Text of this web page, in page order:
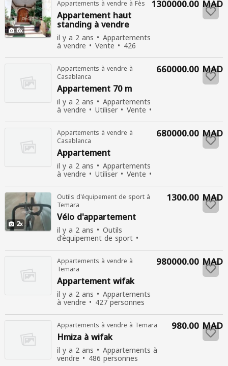
6
Appartements à vendre à Fès
Appartementhaut
standing à vendre
centre ville agdal fes
il y a 2 ans Appartements
à vendre Vente 426
personnes consultées
1300000.00 MAD
Appartements à vendre à
Casablanca
Appartement70 m
il y a 2 ans Appartements
à vendre Utiliser Vente
400 personnes consultées
660000.00 MAD
Appartements à vendre à
Casablanca
Appartement
il y a 2 ans Appartements
à vendre Utiliser Vente
335 personnes consultées
680000.00 MAD
2
Outils d'équipement de sport à
Temara
Vélo d'appartement
il y a 2 ans Outils
d'équipement de sport
Utiliser Vente 417 personnes
consultées
1300.00 MAD
Appartements à vendre à
Temara
Appartementwifak
il y a 2 ans Appartements
à vendre 427 personnes
consultées
980000.00 MAD
Appartements à vendre à Temara
Hmiza à wifak
il y a 2 ans Appartements à
vendre 486 personnes
980.00 MAD